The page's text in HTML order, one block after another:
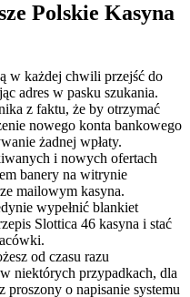
Polskie Kasyna
w każdej chwili przejść do
adres w pasku szukania.
z faktu, że by otrzymać
nowego konta bankowego
żadnej wpłaty.
i nowych ofertach
banery na witrynie
mailowym kasyna.
wypełnić blankiet
Slottica 46 kasyna i stać
od czasu razu
niektórych przypadkach, dla
proszony o napisanie systemu